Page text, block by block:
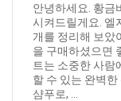
안녕하세요. 황금
시켜드릴게요. 엘
개를 정리해 보았
을 구매하셨으면
트는 소중한 사람
할 수 있는 완벽
샴푸로, ...